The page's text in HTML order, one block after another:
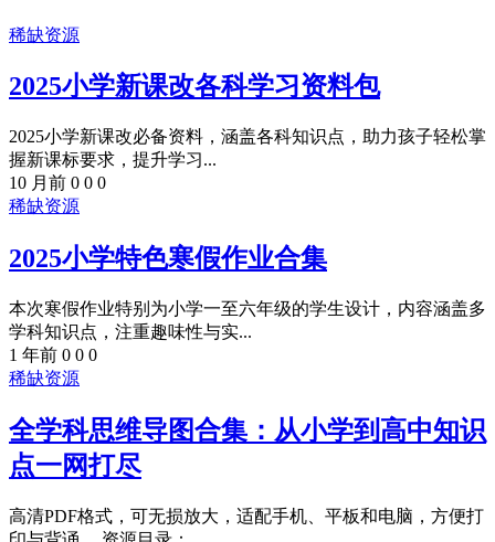
稀缺资源
2025小学新课改各科学习资料包
2025小学新课改必备资料，涵盖各科知识点，助力孩子轻松掌
握新课标要求，提升学习...
10 月前 0 0 0
稀缺资源
2025小学特色寒假作业合集
本次寒假作业特别为小学一至六年级的学生设计，内容涵盖多
学科知识点，注重趣味性与实...
1 年前 0 0 0
稀缺资源
全学科思维导图合集：从小学到高中知识
点一网打尽
高清PDF格式，可无损放大，适配手机、平板和电脑，方便打